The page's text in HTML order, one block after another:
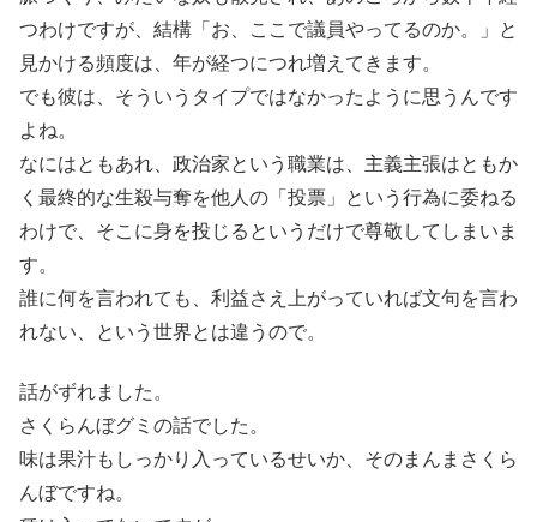
つわけですが、結構「お、ここで議員やってるのか。」と
見かける頻度は、年が経つにつれ増えてきます。
でも彼は、そういうタイプではなかったように思うんです
よね。
なにはともあれ、政治家という職業は、主義主張はともか
く最終的な生殺与奪を他人の「投票」という行為に委ねる
わけで、そこに身を投じるというだけで尊敬してしまいま
す。
誰に何を言われても、利益さえ上がっていれば文句を言わ
れない、という世界とは違うので。
話がずれました。
さくらんぼグミの話でした。
味は果汁もしっかり入っているせいか、そのまんまさくら
んぼですね。